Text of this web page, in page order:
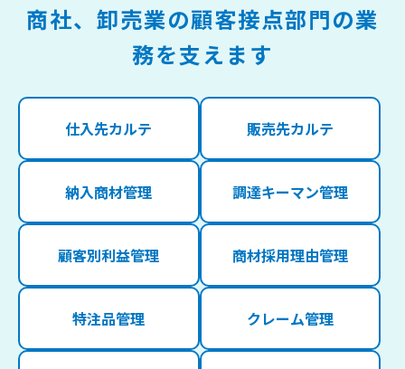
商社、卸売業の顧客接点部門の業
務を支えます
仕入先カルテ 販売先カルテ
納入商材管理 調達キーマン管理
顧客別利益管理 商材採用理由管理
特注品管理 クレーム管理